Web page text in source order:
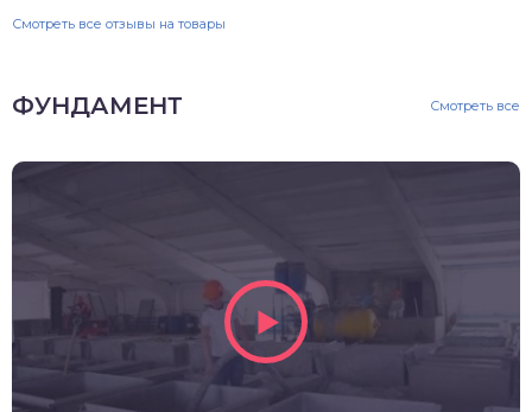
Смотреть все отзывы на товары
ФУНДАМЕНТ Смотреть все